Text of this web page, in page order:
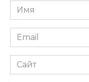
Имя
*
Email
*
Сайт